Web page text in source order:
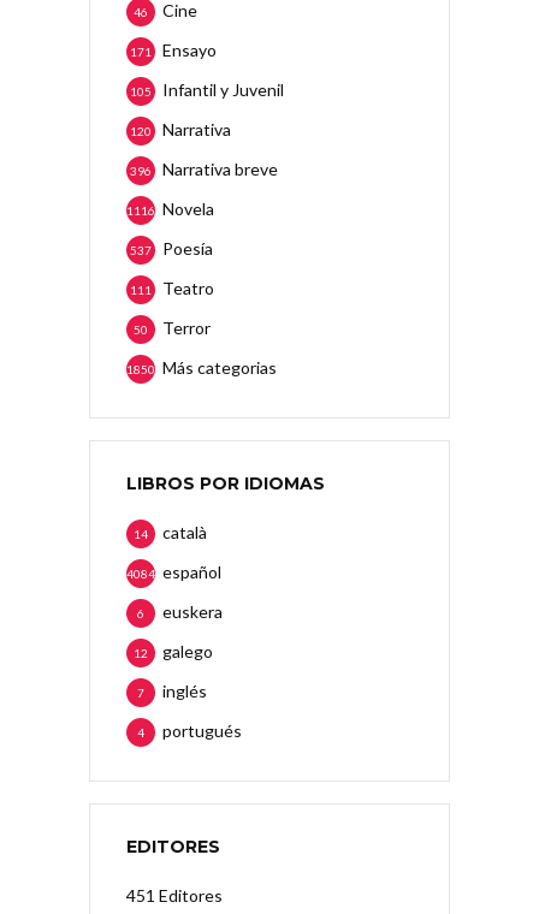
Cine
46
Ensayo
171
Infantil y Juvenil
105
Narrativa
120
Narrativa breve
396
Novela
1116
Poesía
537
Teatro
111
Terror
50
Más categorias
1850
LIBROS POR IDIOMAS
català
14
español
4084
euskera
6
galego
12
inglés
7
portugués
4
EDITORES
451 Editores